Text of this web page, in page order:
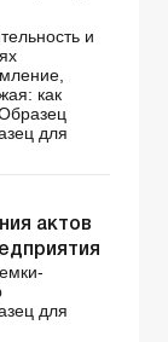
и
как
для
актов
для